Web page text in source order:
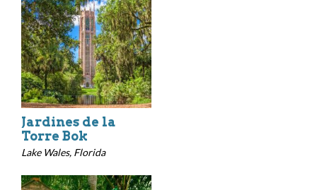
Jardines de la
Torre Bok
Lake Wales, Florida